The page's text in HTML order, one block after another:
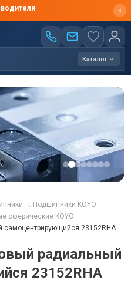
Каталог
Подшипники KOYO
сферические KOYO
23152RHA
радиальный
23152RHA